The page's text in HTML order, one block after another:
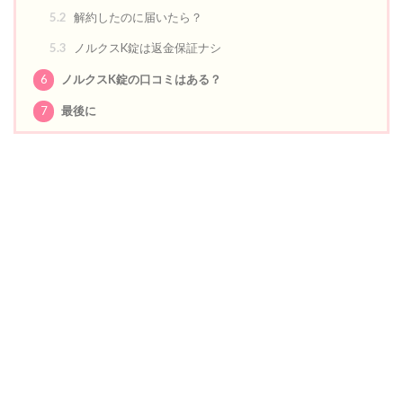
5.2 解約したのに届いたら？
5.3 ノルクスK錠は返金保証ナシ
6 ノルクスK錠の口コミはある？
7 最後に